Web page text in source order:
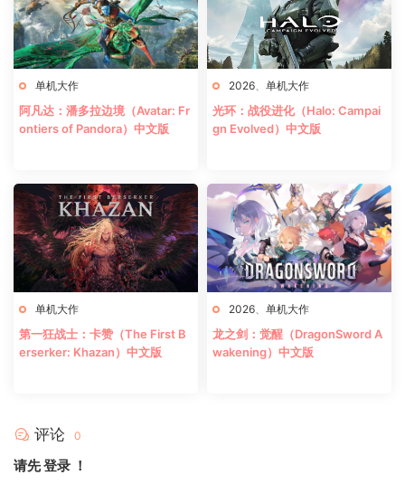
单机大作
阿凡达：潘多拉边境（Avatar: Fr
ontiers of Pandora）中文版
2026 单机大作
光环：战役进化（Halo: Campai
gn Evolved）中文版
单机大作
第一狂战士：卡赞（The First B
erserker: Khazan）中文版
2026 单机大作
龙之剑：觉醒（DragonSword A
wakening）中文版
评论 0
请先登录 ！